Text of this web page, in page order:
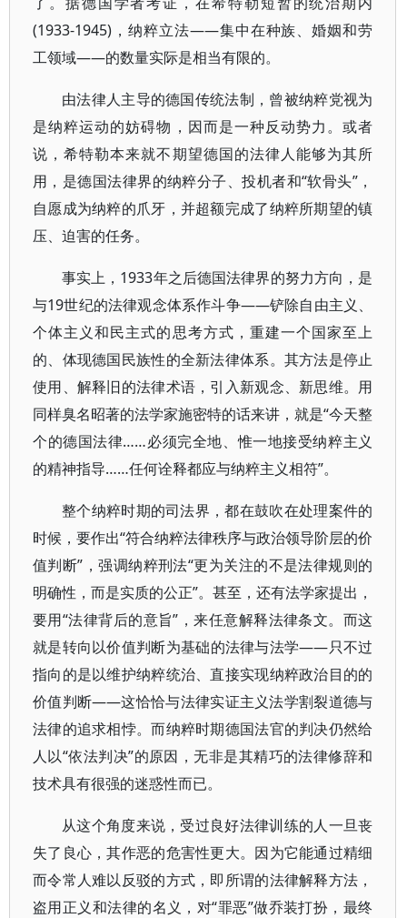
(1933-1945)，纳粹立法——集中在种族、婚姻和劳
工领域——的数量实际是相当有限的。
由法律人主导的德国传统法制，曾被纳粹党视为
是纳粹运动的妨碍物，因而是一种反动势力。或者
说，希特勒本来就不期望德国的法律人能够为其所
用，是德国法律界的纳粹分子、投机者和“软骨头”，
自愿成为纳粹的爪牙，并超额完成了纳粹所期望的镇
压、迫害的任务。
事实上，1933年之后德国法律界的努力方向，是
与19世纪的法律观念体系作斗争——铲除自由主义、
个体主义和民主式的思考方式，重建一个国家至上
的、体现德国民族性的全新法律体系。其方法是停止
使用、解释旧的法律术语，引入新观念、新思维。用
同样臭名昭著的法学家施密特的话来讲，就是“今天整
个的德国法律……必须完全地、惟一地接受纳粹主义
的精神指导……任何诠释都应与纳粹主义相符”。
整个纳粹时期的司法界，都在鼓吹在处理案件的
时候，要作出“符合纳粹法律秩序与政治领导阶层的价
值判断”，强调纳粹刑法“更为关注的不是法律规则的
明确性，而是实质的公正”。甚至，还有法学家提出，
要用“法律背后的意旨”，来任意解释法律条文。而这
就是转向以价值判断为基础的法律与法学——只不过
指向的是以维护纳粹统治、直接实现纳粹政治目的的
价值判断——这恰恰与法律实证主义法学割裂道德与
法律的追求相悖。而纳粹时期德国法官的判决仍然给
人以“依法判决”的原因，无非是其精巧的法律修辞和
技术具有很强的迷惑性而已。
从这个角度来说，受过良好法律训练的人一旦丧
失了良心，其作恶的危害性更大。因为它能通过精细
而令常人难以反驳的方式，即所谓的法律解释方法，
盗用正义和法律的名义，对“罪恶”做乔装打扮，最终